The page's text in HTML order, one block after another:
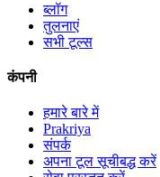
ब्लॉग
तुलनाएं
सभी टूल्स
कंपनी
हमारे बारे में
Prakriya
संपर्क
अपना टूल सूचीबद्ध करें